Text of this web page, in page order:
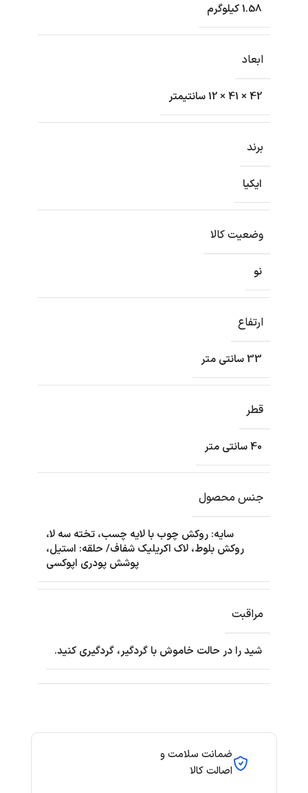
ضمانت سلامت و
اصالت کالا
1.58 کیلوگرم
ابعاد
42 × 41 × 12 سانتیمتر
برند
ایکیا
وضعیت کالا
نو
ارتفاع
33 سانتی متر
قطر
40 سانتی متر
جنس محصول
سایه: روکش چوب با لایه چسب، تخته سه لا،
روکش بلوط، لاک اکریلیک شفاف/ حلقه: استیل،
پوشش پودری اپوکسی
مراقبت
شید را در حالت خاموش با گردگیر، گردگیری کنید.